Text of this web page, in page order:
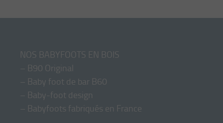
NOS BABYFOOTS EN BOIS
– B90 Original
– Baby foot de bar B60
– Baby-foot design
– Babyfoots fabriqués en France